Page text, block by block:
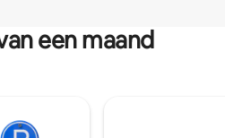
een maand